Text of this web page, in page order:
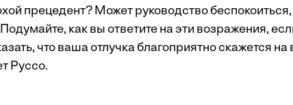
прецедент? Может руководство
как вы ответите на эти возражения,
что ваша отлучка благоприятно скажется
Руссо.